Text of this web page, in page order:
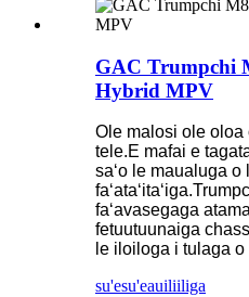
GAC Trumpchi
Hybrid MPV
Ole malosi ole oloa
tele.E mafai e
saʻo le maualuga
faʻavasegaga
fetuutuunaiga
le iloiloga i tulaga
su'esu'eauiliiliga